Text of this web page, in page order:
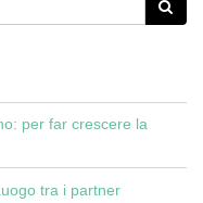
per far crescere la
tra i partner